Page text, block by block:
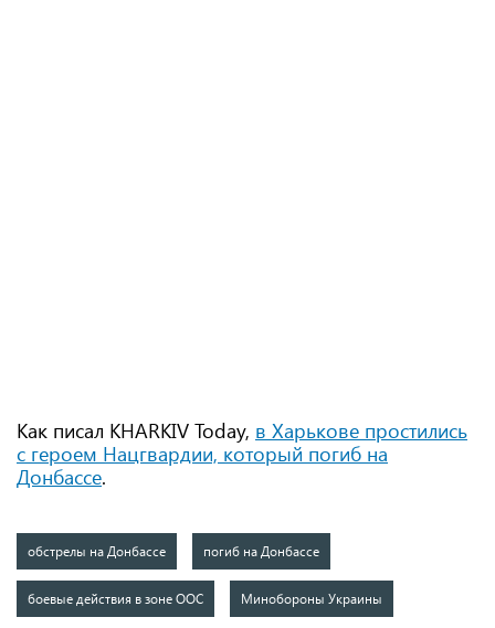
Как писал KHARKIV Today, в Харькове простились
с героем Нацгвардии, который погиб на
Донбассе.
обстрелы на Донбассе погиб на Донбассе
боевые действия в зоне ООС Минобороны Украины